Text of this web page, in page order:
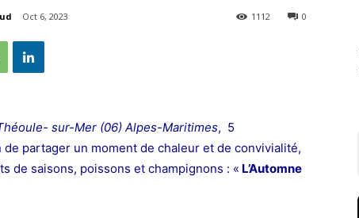
Oct 6, 2023 0
1112
sur-Mer (06) Alpes-Maritimes, 5
partager un moment de chaleur et de convivialité,
de saisons, poissons et champignons : « L’Automne